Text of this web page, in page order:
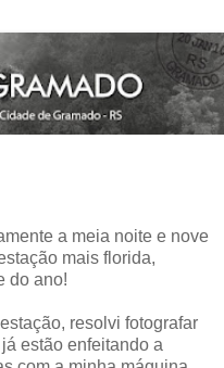
a meia noite e nove
mais florida,
do ano!
resolvi fotografar
estão enfeitando a